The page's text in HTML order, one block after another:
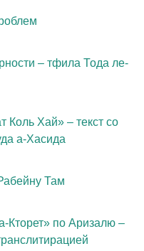
– тфила Тода ле-
Хай» – текст со
а-Хасида
Там
Кторет» по Аризалю –